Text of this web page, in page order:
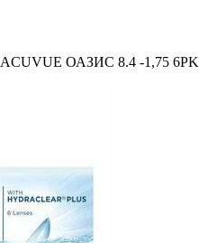
ОАЗИС 8.4 -1,75 6PK